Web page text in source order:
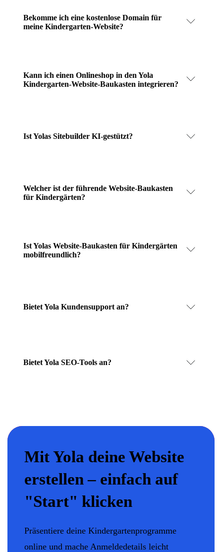
Bekomme ich eine kostenlose Domain für
meine Kindergarten-Website?
Kann ich einen Onlineshop in den Yola
Kindergarten-Website-Baukasten integrieren?
Ist Yolas Sitebuilder KI-gestützt?
Welcher ist der führende Website-Baukasten
für Kindergärten?
Ist Yolas Website-Baukasten für Kindergärten
mobilfreundlich?
Bietet Yola Kundensupport an?
Bietet Yola SEO-Tools an?
Mit Yola deine Website
erstellen – einfach auf
"Start" klicken
Präsentiere deine Kindergartenprogramme
online und mache Anmeldedetails leicht